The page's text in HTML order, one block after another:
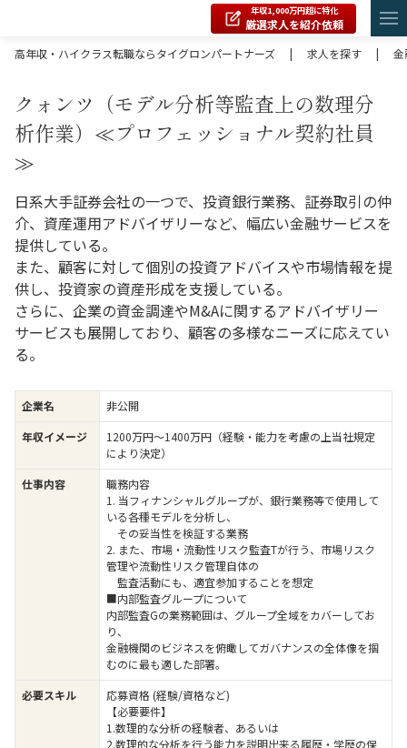
年収1,000万円超に特化
厳選求人を紹介依頼
高年収・ハイクラス転職ならタイグロンパートナーズ
| 求人を探す | 金
クォンツ（モデル分析等監査上の数理分
析作業）≪プロフェッショナル契約社員
≫
日系大手証券会社の一つで、投資銀行業務、証券取引の仲
介、資産運用アドバイザリーなど、幅広い金融サービスを
提供している。
また、顧客に対して個別の投資アドバイスや市場情報を提
供し、投資家の資産形成を支援している。
さらに、企業の資金調達やM&Aに関するアドバイザリー
サービスも展開しており、顧客の多様なニーズに応えてい
る。
企業名
非公開
年収イメージ
1200万円〜1400万円（経験・能力を考慮の上当社規定
により決定）
仕事内容
職務内容
1. 当フィナンシャルグループが、銀行業務等で使用して
いる各種モデルを分析し、
その妥当性を検証する業務
2. また、市場・流動性リスク監査Tが行う、市場リスク
管理や流動性リスク管理自体の
監査活動にも、適宜参加することを想定
■内部監査グループについて
内部監査Gの業務範囲は、グループ全域をカバーしてお
り、
金融機関のビジネスを俯瞰してガバナンスの全体像を掴
むのに最も適した部署。
必要スキル
応募資格 (経験/資格など)
【必要要件】
1.数理的な分析の経験者、あるいは
2.数理的な分析を行う能力を説明出来る履歴・学歴の保